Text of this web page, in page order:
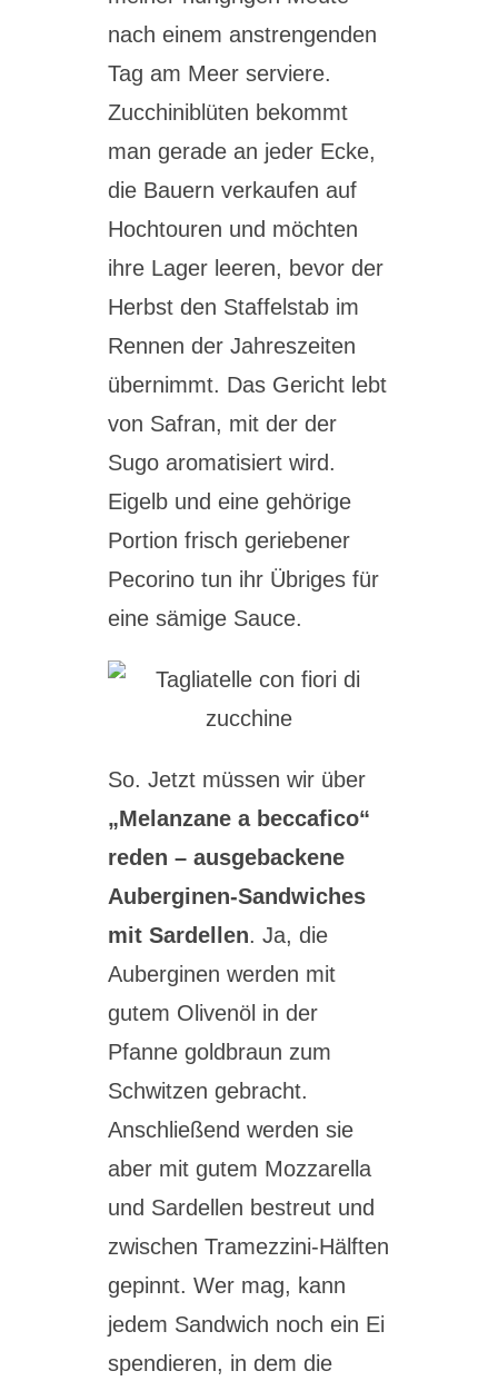
nach einem anstrengenden
Tag am Meer serviere.
Zucchiniblüten bekommt
man gerade an jeder Ecke,
die Bauern verkaufen auf
Hochtouren und möchten
ihre Lager leeren, bevor der
Herbst den Staffelstab im
Rennen der Jahreszeiten
übernimmt. Das Gericht lebt
von Safran, mit der der
Sugo aromatisiert wird.
Eigelb und eine gehörige
Portion frisch geriebener
Pecorino tun ihr Übriges für
eine sämige Sauce.
So. Jetzt müssen wir über
„Melanzane a beccafico“
reden – ausgebackene
Auberginen-Sandwiches
mit Sardellen. Ja, die
Auberginen werden mit
gutem Olivenöl in der
Pfanne goldbraun zum
Schwitzen gebracht.
Anschließend werden sie
aber mit gutem Mozzarella
und Sardellen bestreut und
zwischen Tramezzini-Hälften
gepinnt. Wer mag, kann
jedem Sandwich noch ein Ei
spendieren, in dem die